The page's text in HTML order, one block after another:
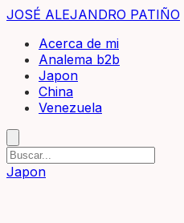
JOSÉ ALEJANDRO PATIÑO
Acerca de mi
Analema b2b
Japon
China
Venezuela
Japon